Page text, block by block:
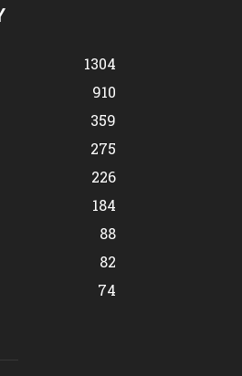
1304
910
359
275
226
184
88
82
74